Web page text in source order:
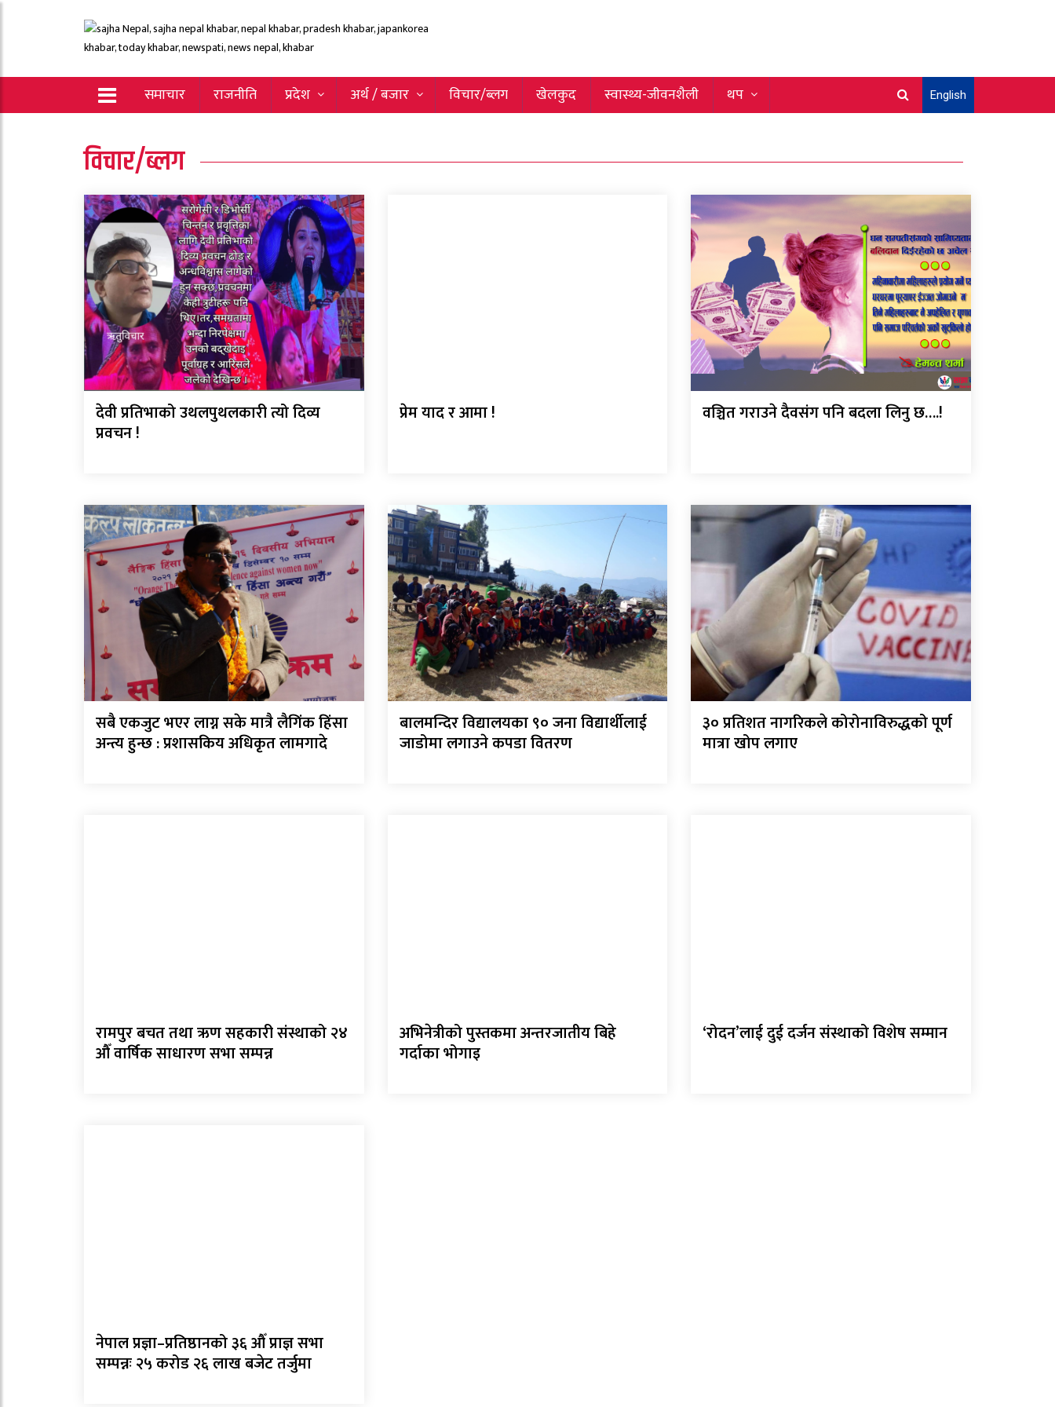
समाचार राजनीति प्रदेश अर्थ / बजार विचार/ब्लग खेलकुद स्वास्थ्य-जीवनशैली थप English
विचार/ब्लग
देवी प्रतिभाको उथलपुथलकारी त्यो दिव्य
प्रवचन !
प्रेम याद र आमा ! वञ्चित गराउने दैवसंग पनि बदला लिनु छ….!
सबै एकजुट भएर लाग्न सके मात्रै लैगिंक हिंसा
अन्त्य हुन्छ : प्रशासकिय अधिकृत लामगादे
बालमन्दिर विद्यालयका ९० जना विद्यार्थीलाई
जाडोमा लगाउने कपडा वितरण
३० प्रतिशत नागरिकले कोरोनाविरुद्धको पूर्ण
मात्रा खोप लगाए
रामपुर बचत तथा ऋण सहकारी संस्थाको २४
औँ वार्षिक साधारण सभा सम्पन्न
अभिनेत्रीको पुस्तकमा अन्तरजातीय बिहे
गर्दाका भोगाइ
‘रोदन’लाई दुई दर्जन संस्थाको विशेष सम्मान
नेपाल प्रज्ञा–प्रतिष्ठानको ३६ औँ प्राज्ञ सभा
सम्पन्नः २५ करोड २६ लाख बजेट तर्जुमा